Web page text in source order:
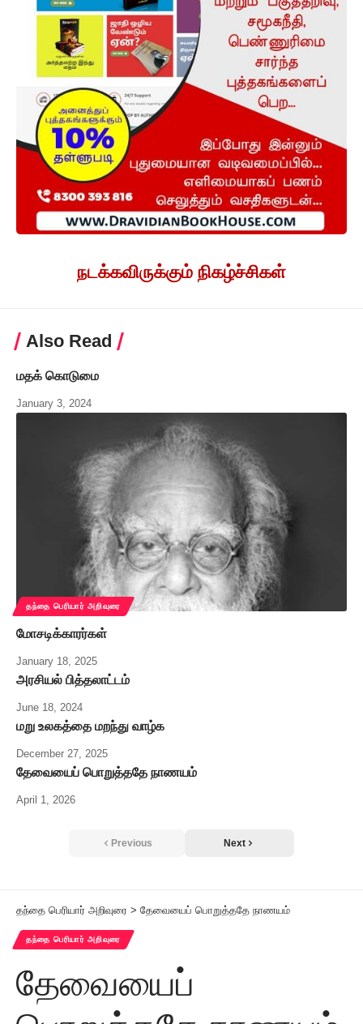
நடக்கவிருக்கும் நிகழ்ச்சிகள்
Also Read
மதக் கொடுமை
January 3, 2024
தந்தை பெரியார் அறிவுரை
மோசடிக்காரர்கள்
January 18, 2025
அரசியல் பித்தலாட்டம்
June 18, 2024
மறு உலகத்தை மறந்து வாழ்க
December 27, 2025
தேவையைப் பொறுத்ததே நாணயம்
April 1, 2026
Previous Next
தந்தை பெரியார் அறிவுரை > தேவையைப் பொறுத்ததே நாணயம்
தந்தை பெரியார் அறிவுரை
தேவையைப்